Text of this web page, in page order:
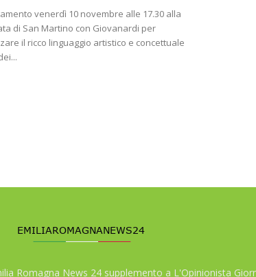
venerdì 10 novembre alle 17.30 alla
di San Martino con Giovanardi per
il ricco linguaggio artistico e concettuale
Romagna News 24 supplemento a L'Opinionista